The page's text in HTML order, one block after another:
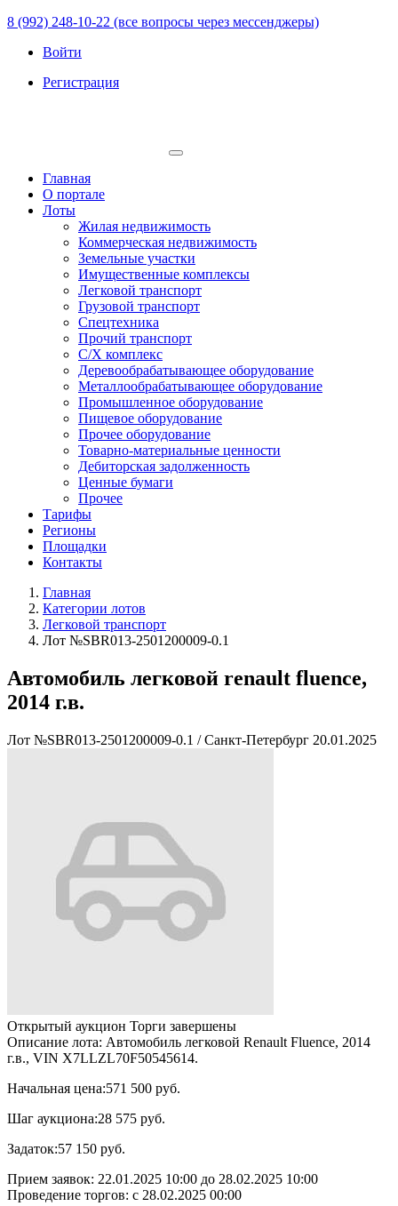
8 (992) 248-10-22 (все вопросы через мессенджеры)
Войти
Регистрация
Главная
О портале
Лоты
Жилая недвижимость
Коммерческая недвижимость
Земельные участки
Имущественные комплексы
Легковой транспорт
Грузовой транспорт
Спецтехника
Прочий транспорт
С/Х комплекс
Деревообрабатывающее оборудование
Металлообрабатывающее оборудование
Промышленное оборудование
Пищевое оборудование
Прочее оборудование
Товарно-материальные ценности
Дебиторская задолженность
Ценные бумаги
Прочее
Тарифы
Регионы
Площадки
Контакты
Главная
Категории лотов
Легковой транспорт
Лот №SBR013-2501200009-0.1
Автомобиль легковой renault fluence,
2014 г.в.
Лот №SBR013-2501200009-0.1 / Санкт-Петербург 20.01.2025
Открытый аукцион Торги завершены
Описание лота: Автомобиль легковой Renault Fluence, 2014
г.в., VIN X7LLZL70F50545614.
Начальная цена:571 500 руб.
Шаг аукциона:28 575 руб.
Задаток:57 150 руб.
Прием заявок: 22.01.2025 10:00 до 28.02.2025 10:00
Проведение торгов: с 28.02.2025 00:00